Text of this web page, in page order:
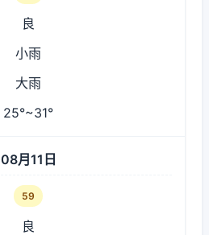
良
小雨
大雨
25°~31°
08月11日
59
良